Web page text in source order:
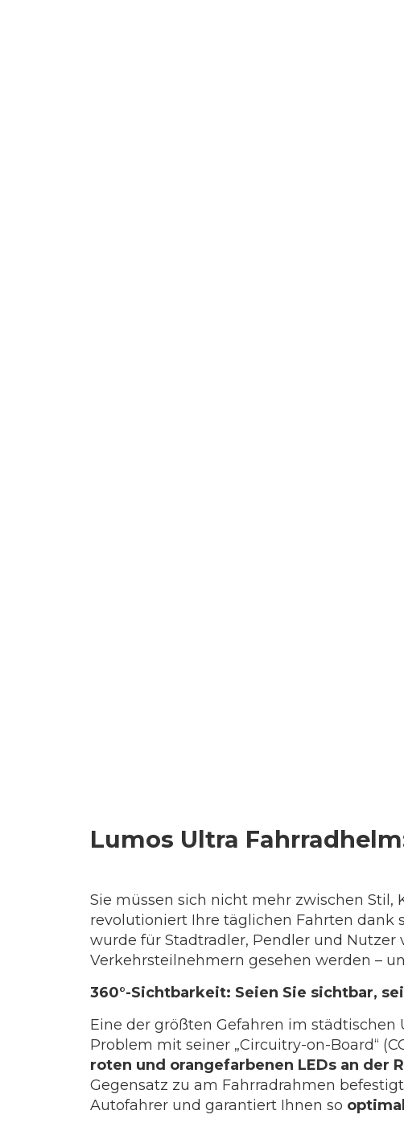
Lumos Ultra
Sie müssen sich nicht mehr zwischen
revolutioniert Ihre täglichen Fahrten dank
wurde für Stadtradler, Pendler und Nutzer
Verkehrsteilnehmern gesehen werden –
360°-Sichtbarkeit: Seien Sie sichtbar,
Eine der größten Gefahren im
Problem mit seiner „Circuitry-on-Board“
roten und orangefarbenen LEDs an der
Gegensatz zu am Fahrradrahmen
Autofahrer und garantiert Ihnen so